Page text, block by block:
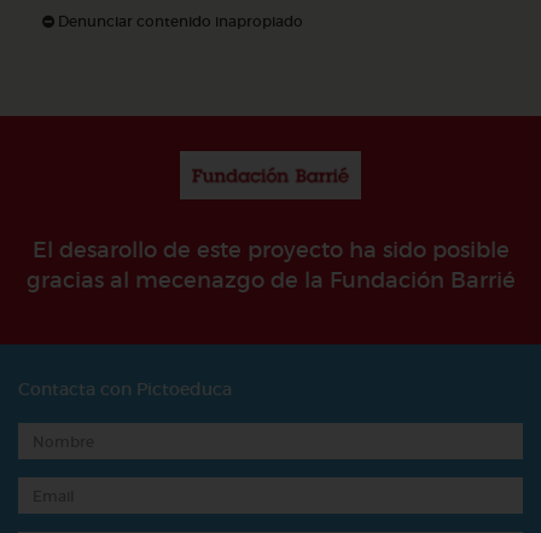
Denunciar contenido inapropiado
El desarollo de este proyecto ha sido posible
gracias al mecenazgo de la Fundación Barrié
Contacta con Pictoeduca